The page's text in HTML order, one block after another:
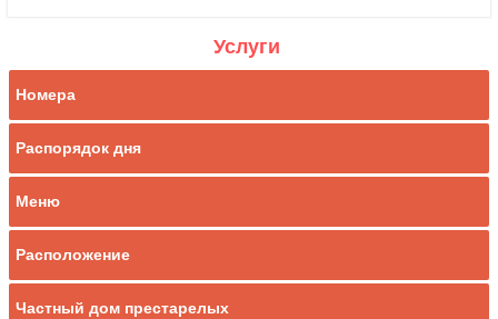
Услуги
Номера
Распорядок дня
Меню
Расположение
Частный дом престарелых